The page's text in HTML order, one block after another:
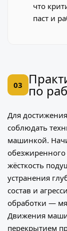
что
паст и
03 по
Для
соблюдать
машинкой.
жёсткость
устранения
состав и
обработки —
Движения
перекрытием